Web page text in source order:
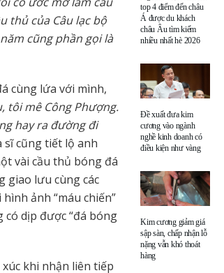
thủ của Câu lạc bộ
cũng phần gọi là
cùng lứa với mình,
tôi mê Công Phượng.
hay ra đường đi
sĩ cũng tiết lộ anh
vài cầu thủ bóng đá
giao lưu cùng các
ảnh “máu chiến”
có dịp được “đá bóng
khi nhận liên tiếp
top 4 điểm đến châu
Á được du khách
châu Âu tìm kiếm
nhiều nhất hè 2026
Đề xuất đưa kim
cương vào ngành
nghề kinh doanh có
điều kiện như vàng
Kim cương giảm giá
sập sàn, chấp nhận lỗ
nặng vẫn khó thoát
hàng